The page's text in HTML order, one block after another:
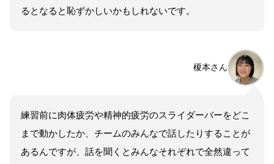
るとなると恥ずかしいかもしれないです。
練習前に肉体疲労や精神的疲労のスライダーバーをどこ
まで動かしたか、チームのみんなで話したりすることが
あるんですが、話を聞くとみんなそれぞれで全然違って
榎本さん